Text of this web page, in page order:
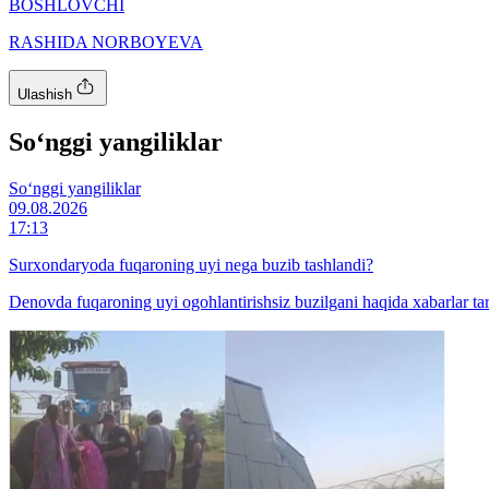
BOSHLOVCHI
RASHIDA NORBOYEVA
Ulashish
So‘nggi yangiliklar
So‘nggi yangiliklar
09.08.2026
17:13
Surxondaryoda fuqaroning uyi nega buzib tashlandi?
Denovda fuqaroning uyi ogohlantirishsiz buzilgani haqida xabarlar